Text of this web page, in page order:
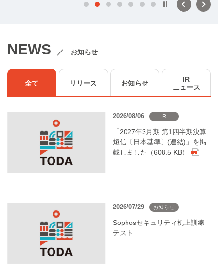
NEWS お知らせ
全て リリース お知らせ
IR
ニュース
2026/08/06 IR
「2027年3月期 第1四半期決算
短信〔日本基準〕(連結)」を掲
載しました（608.5 KB）
2026/07/29 お知らせ
Sophosセキュリティ机上訓練
テスト